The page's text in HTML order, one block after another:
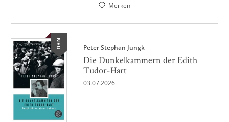
Merken
NEU Peter Stephan Jungk
Die Dunkelkammern der Edith
Tudor-Hart
03.07.2026